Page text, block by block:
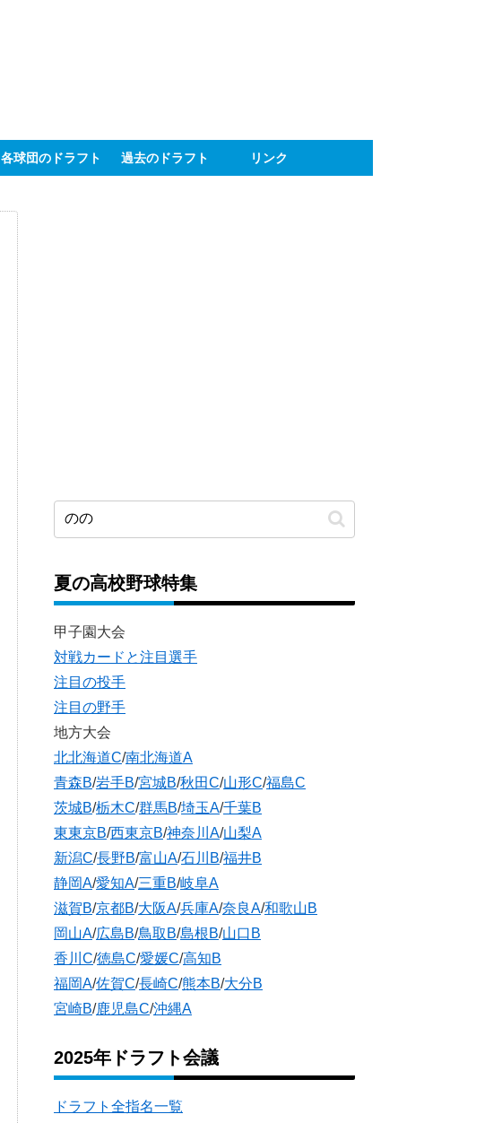
各球団のドラフト 過去のドラフト リンク
夏の高校野球特集
甲子園大会
対戦カードと注目選手
注目の投手
注目の野手
地方大会
北北海道C/南北海道A
青森B/岩手B/宮城B/秋田C/山形C/福島C
茨城B/栃木C/群馬B/埼玉A/千葉B
東東京B/西東京B/神奈川A/山梨A
新潟C/長野B/富山A/石川B/福井B
静岡A/愛知A/三重B/岐阜A
滋賀B/京都B/大阪A/兵庫A/奈良A/和歌山B
岡山A/広島B/鳥取B/島根B/山口B
香川C/徳島C/愛媛C/高知B
福岡A/佐賀C/長崎C/熊本B/大分B
宮崎B/鹿児島C/沖縄A
2025年ドラフト会議
ドラフト全指名一覧